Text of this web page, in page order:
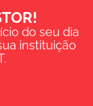
do seu dia
instituição